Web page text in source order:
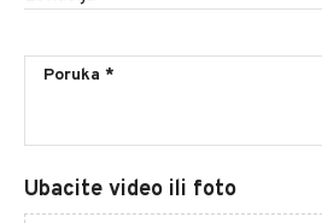
Ubacite video ili foto